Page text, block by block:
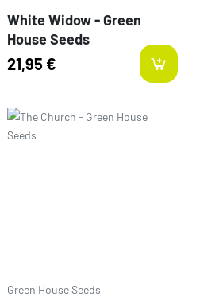
White Widow - Green
House Seeds
21,95 €
Prezzo
Green House Seeds